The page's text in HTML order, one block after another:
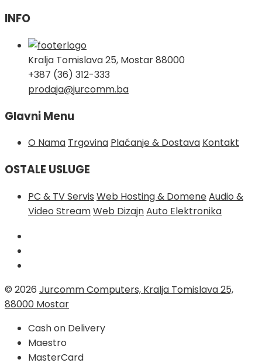
INFO
Kralja Tomislava 25, Mostar 88000
+387 (36) 312-333
prodaja@jurcomm.ba
Glavni Menu
O Nama Trgovina Plaćanje & Dostava Kontakt
OSTALE USLUGE
PC & TV Servis Web Hosting & DomeneAudio &
Video StreamWeb DizajnAuto Elektronika
© 2026 Jurcomm Computers, Kralja Tomislava 25,
88000 Mostar
Cash on Delivery
Maestro
MasterCard